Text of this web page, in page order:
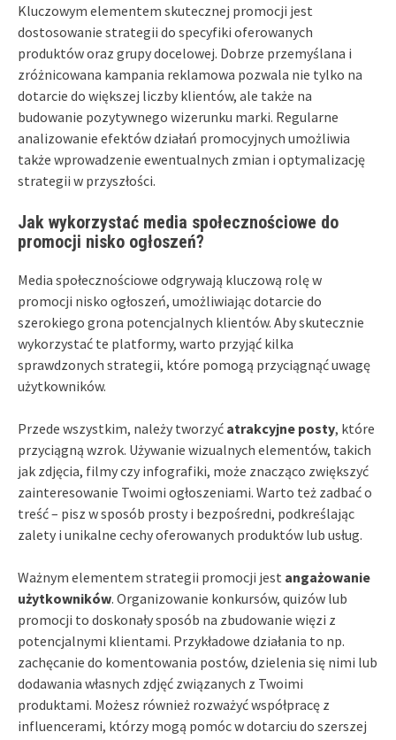
Kluczowym elementem skutecznej promocji jest
dostosowanie strategii do specyfiki oferowanych
produktów oraz grupy docelowej. Dobrze przemyślana i
zróżnicowana kampania reklamowa pozwala nie tylko na
dotarcie do większej liczby klientów, ale także na
budowanie pozytywnego wizerunku marki. Regularne
analizowanie efektów działań promocyjnych umożliwia
także wprowadzenie ewentualnych zmian i optymalizację
strategii w przyszłości.
Jak wykorzystać media społecznościowe do
promocji nisko ogłoszeń?
Media społecznościowe odgrywają kluczową rolę w
promocji nisko ogłoszeń, umożliwiając dotarcie do
szerokiego grona potencjalnych klientów. Aby skutecznie
wykorzystać te platformy, warto przyjąć kilka
sprawdzonych strategii, które pomogą przyciągnąć uwagę
użytkowników.
Przede wszystkim, należy tworzyć atrakcyjne posty, które
przyciągną wzrok. Używanie wizualnych elementów, takich
jak zdjęcia, filmy czy infografiki, może znacząco zwiększyć
zainteresowanie Twoimi ogłoszeniami. Warto też zadbać o
treść – pisz w sposób prosty i bezpośredni, podkreślając
zalety i unikalne cechy oferowanych produktów lub usług.
Ważnym elementem strategii promocji jest angażowanie
użytkowników. Organizowanie konkursów, quizów lub
promocji to doskonały sposób na zbudowanie więzi z
potencjalnymi klientami. Przykładowe działania to np.
zachęcanie do komentowania postów, dzielenia się nimi lub
dodawania własnych zdjęć związanych z Twoimi
produktami. Możesz również rozważyć współpracę z
influencerami, którzy mogą pomóc w dotarciu do szerszej